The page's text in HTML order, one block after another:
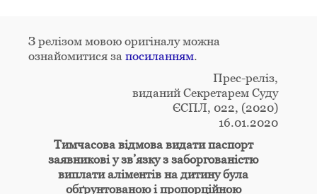
З релізом мовою оригіналу можна
ознайомитися за посиланням.
Прес-реліз,
виданий Секретарем Суду
ЄСПЛ, 022, (2020)
16.01.2020
Тимчасова відмова видати паспорт
заявникові у зв’язку з заборгованістю
виплати аліментів на дитину була
обґрунтованою і пропорційною